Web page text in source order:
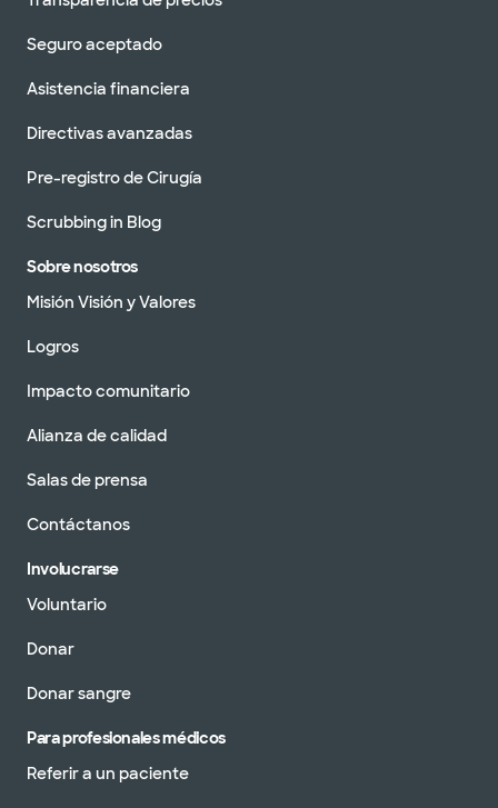
Seguro aceptado
Asistencia financiera
Directivas avanzadas
Pre-registro de Cirugía
Scrubbing in Blog
Sobre nosotros
Misión Visión y Valores
Logros
Impacto comunitario
Alianza de calidad
Salas de prensa
Contáctanos
Involucrarse
Voluntario
Donar
Donar sangre
Para profesionales médicos
Referir a un paciente